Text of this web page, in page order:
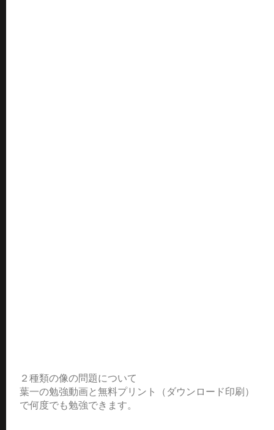
２種類の像の問題について
葉一の勉強動画と無料プリント（ダウンロード印刷）
で何度でも勉強できます。